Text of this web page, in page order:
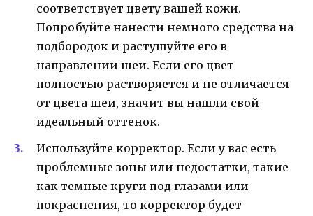
соответствует цвету вашей кожи.
Попробуйте нанести немного средства на
подбородок и растушуйте его в
направлении шеи. Если его цвет
полностью растворяется и не отличается
от цвета шеи, значит вы нашли свой
идеальный оттенок.
Используйте корректор. Если у вас есть
проблемные зоны или недостатки, такие
как темные круги под глазами или
покраснения, то корректор будет